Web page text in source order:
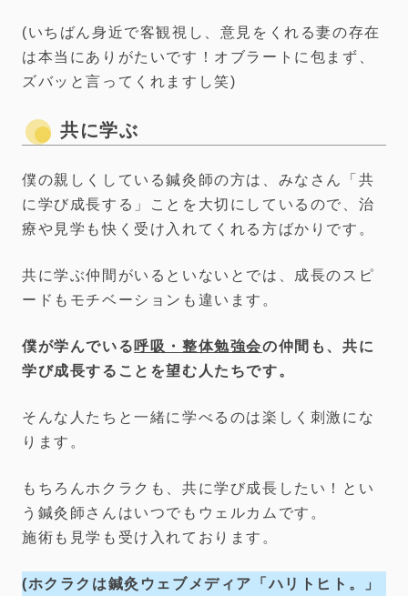
(いちばん身近で客観視し、意見をくれる妻の存在
は本当にありがたいです！オブラートに包まず、
ズバッと言ってくれますし笑)
共に学ぶ
僕の親しくしている鍼灸師の方は、みなさん「共
に学び成長する」ことを大切にしているので、治
療や見学も快く受け入れてくれる方ばかりです。
共に学ぶ仲間がいるといないとでは、成長のスピ
ードもモチベーションも違います。
僕が学んでいる 呼吸・整体勉強会の仲間も、共に
学び成長することを望む人たちです。
そんな人たちと一緒に学べるのは楽しく刺激にな
ります。
もちろんホクラクも、共に学び成長したい！とい
う鍼灸師さんはいつでもウェルカムです。
施術も見学も受け入れております。
(ホクラクは鍼灸ウェブメディア「ハリトヒト。」